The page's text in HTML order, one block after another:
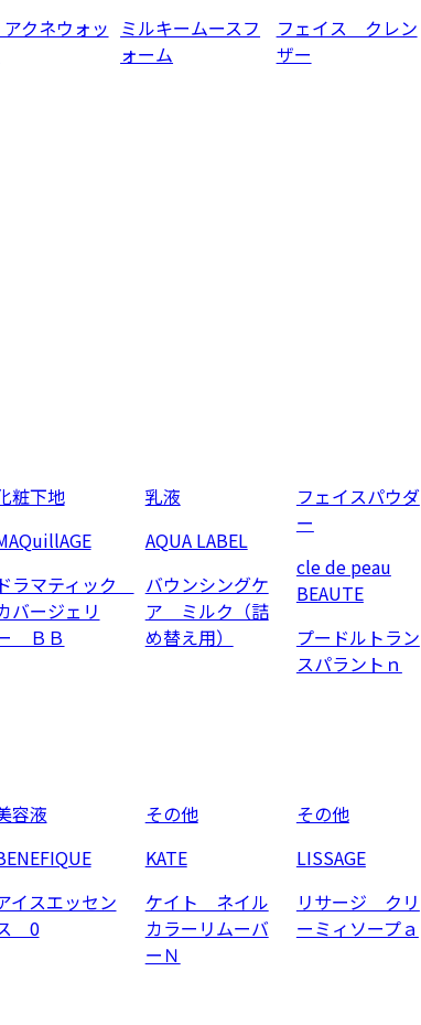
アクネウォッ ミルキームースフ
ォーム
フェイス クレン
ザー
粧下地
ドラマティック
バージェリ
ＢＢ
乳液
AQUA LABEL
バウンシングケ
ア ミルク（詰
め替え用）
フェイスパウダ
ー
cle de peau
BEAUTE
プードルトラン
スパラントｎ
容液
イスエッセン
0
その他
KATE
ケイト ネイル
カラーリムーバ
ーＮ
その他
LISSAGE
リサージ クリ
ーミィソープａ